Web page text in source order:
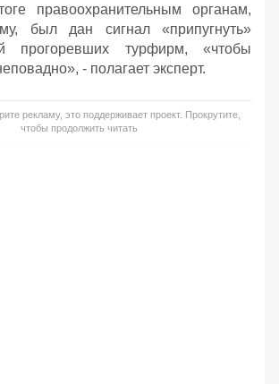
правоохранительным органам,
был дан сигнал «припугнуть»
прогоревших турфирм, «чтобы
- полагает эксперт.
рекламу, это поддерживает проект. Прокрутите,
чтобы продолжить читать